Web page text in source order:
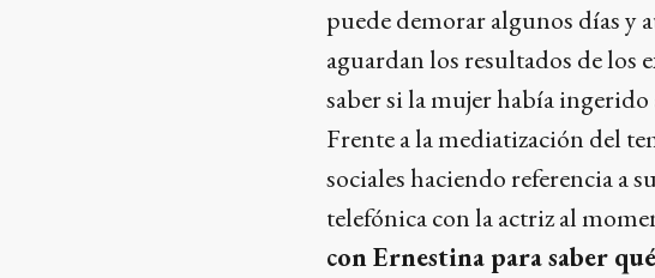
puede demorar algunos días y
aguardan los resultados de los
saber si la mujer había
Frente a la mediatización del
sociales haciendo referencia a
telefónica con la actriz al
con Ernestina para saber